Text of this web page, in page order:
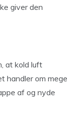
giver den
at kold luft
handler om
af og nyde